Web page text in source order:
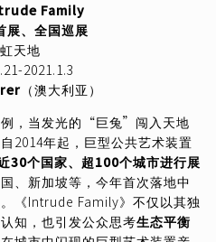
Family
展、全国巡展
天地
2021.1.3
（澳大利亚）
，当发光的“巨兔”闯入天地
2014年起，巨型公共艺术装置
30个国家、超100个城市进行展
、新加坡等，今年首次落地中
《Intrude Family》不仅以其独
知，也引发公众思考生态平衡